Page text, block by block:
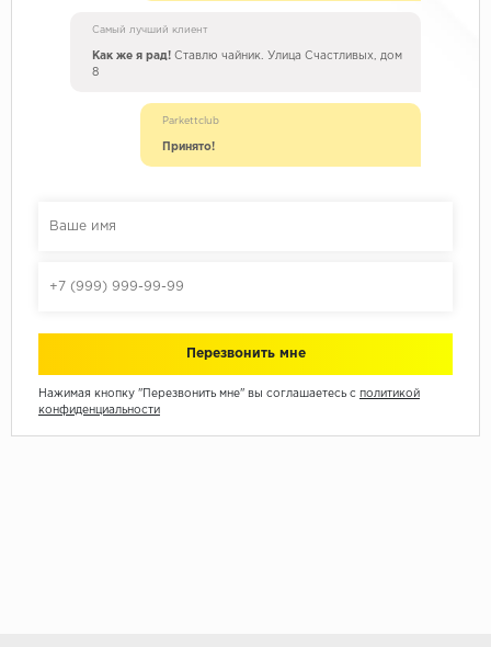
Самый лучший клиент
Как же я рад! Ставлю чайник. Улица Счастливых, дом
8
Parkettclub
Принято!
Нажимая кнопку "Перезвонить мне" вы соглашаетесь с политикой
конфиденциальности